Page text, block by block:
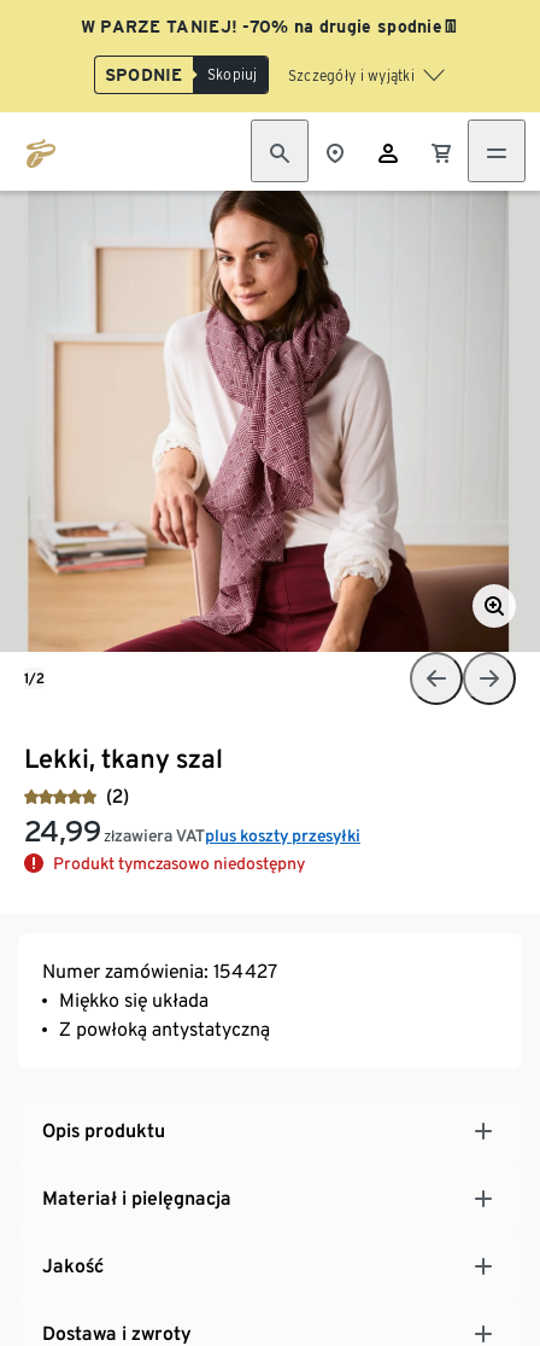
W PARZE TANIEJ! -70% na drugie spodnie👖
SPODNIE Skopiuj Szczegóły i wyjątki
Lekki, tkany szal
(2)
24,99 złzawiera VATplus koszty przesyłki
Produkt tymczasowo niedostępny
1/2
Numer zamówienia: 154427
Miękko się układa
Z powłoką antystatyczną
Opis produktu
Materiał i pielęgnacja
Jakość
Dostawa i zwroty